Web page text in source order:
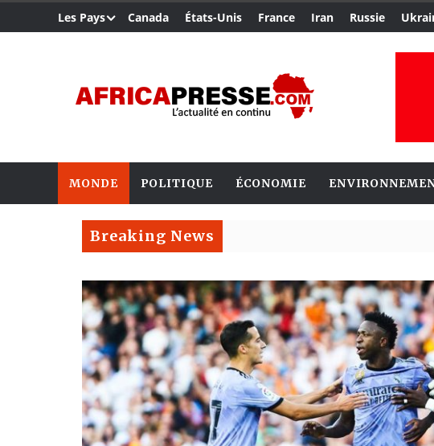
Les Pays Canada États-Unis France Iran Russie
MONDE POLITIQUE ÉCONOMIE
Breaking News